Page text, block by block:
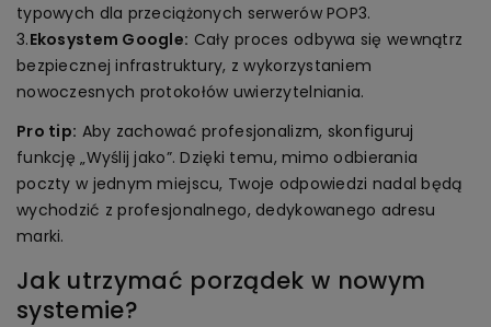
typowych dla przeciążonych serwerów POP3.
3.Ekosystem Google: Cały proces odbywa się wewnątrz
bezpiecznej infrastruktury, z wykorzystaniem
nowoczesnych protokołów uwierzytelniania.
Pro tip: Aby zachować profesjonalizm, skonfiguruj
funkcję „Wyślij jako”. Dzięki temu, mimo odbierania
poczty w jednym miejscu, Twoje odpowiedzi nadal będą
wychodzić z profesjonalnego, dedykowanego adresu
marki.
Jak utrzymać porządek w nowym
systemie?